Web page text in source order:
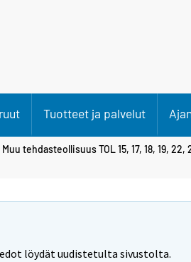
Tuotteet ja palvelut
Muu tehdasteollisuus TOL 15, 17, 18, 19, 22,
löydät uudistetulta sivustolta.